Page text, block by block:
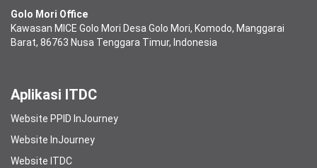
Golo Mori Office
Kawasan MICE Golo Mori Desa Golo Mori, Komodo, Manggarai
Barat, 86763 Nusa Tenggara Timur, Indonesia
Aplikasi ITDC
Website PPID InJourney
Website InJourney
Website ITDC